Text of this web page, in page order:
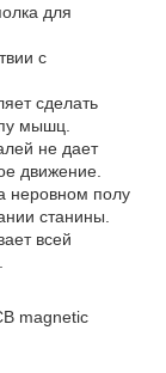
для
с
сделать
мышц.
не дает
движение.
неровном полу
станины.
всей
magnetic